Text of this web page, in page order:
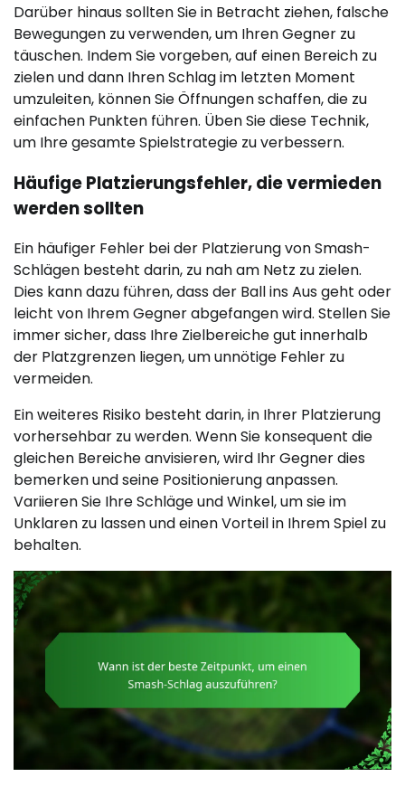
Darüber hinaus sollten Sie in Betracht ziehen, falsche
Bewegungen zu verwenden, um Ihren Gegner zu
täuschen. Indem Sie vorgeben, auf einen Bereich zu
zielen und dann Ihren Schlag im letzten Moment
umzuleiten, können Sie Öffnungen schaffen, die zu
einfachen Punkten führen. Üben Sie diese Technik,
um Ihre gesamte Spielstrategie zu verbessern.
Häufige Platzierungsfehler, die vermieden
werden sollten
Ein häufiger Fehler bei der Platzierung von Smash-
Schlägen besteht darin, zu nah am Netz zu zielen.
Dies kann dazu führen, dass der Ball ins Aus geht oder
leicht von Ihrem Gegner abgefangen wird. Stellen Sie
immer sicher, dass Ihre Zielbereiche gut innerhalb
der Platzgrenzen liegen, um unnötige Fehler zu
vermeiden.
Ein weiteres Risiko besteht darin, in Ihrer Platzierung
vorhersehbar zu werden. Wenn Sie konsequent die
gleichen Bereiche anvisieren, wird Ihr Gegner dies
bemerken und seine Positionierung anpassen.
Variieren Sie Ihre Schläge und Winkel, um sie im
Unklaren zu lassen und einen Vorteil in Ihrem Spiel zu
behalten.